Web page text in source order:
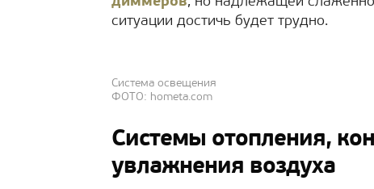
ситуации достичь будет трудно.
Система освещения
ФОТО: hometa.com
Системы отопления,
увлажнения воздуха